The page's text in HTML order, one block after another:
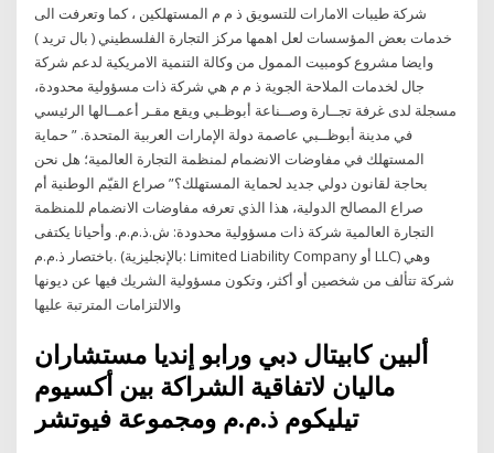
شركة طيبات الامارات للتسويق ذ م م المستهلكين ، كما وتعرفت الى
خدمات بعض المؤسسات لعل اهمها مركز التجارة الفلسطيني ( بال تريد )
وايضا مشروع كومبيت الممول من وكالة التنمية الامريكية لدعم شركة
جال لخدمات الملاحة الجوية ذ م م هي شركة ذات مسؤولية محدودة،
مسجلة لدى غرفة تجــارة وصــناعة أبوظـبي ويقع مقـر أعمــالها الرئيسي
في مدينة أبوظــبي عاصمة دولة الإمارات العربية المتحدة. ” حماية
المستهلك في مفاوضات الانضمام لمنظمة التجارة العالمية؛ هل نحن
بحاجة لقانون دولي جديد لحماية المستهلك؟” صراع القيّم الوطنية أم
صراع المصالح الدولية، هذا الذي تعرفه مفاوضات الانضمام للمنظمة
التجارة العالمية شركة ذات مسؤولية محدودة: ش.ذ.م.م. وأحيانا يكتفى
باختصار ذ.م.م. (بالإنجليزية: Limited Liability Company أو LLC) وهي
شركة تتألف من شخصين أو أكثر، وتكون مسؤولية الشريك فيها عن ديونها
والالتزامات المترتبة عليها
ألبين كابيتال دبي ورابو إنديا مستشاران
ماليان لاتفاقية الشراكة بين أكسيوم
تيليكوم ذ.م.م ومجموعة فيوتشر